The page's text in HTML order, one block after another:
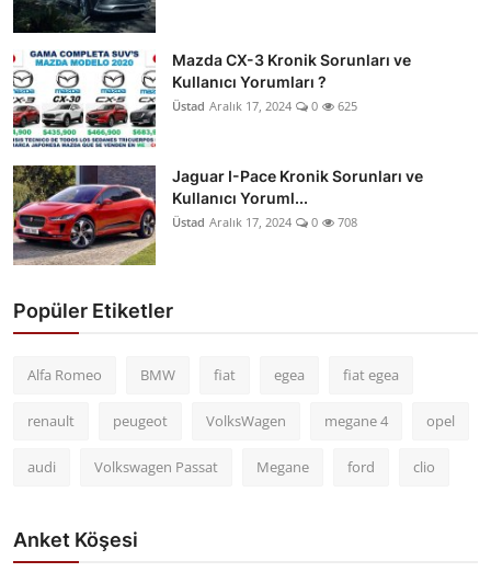
Mazda CX-3 Kronik Sorunları ve
Kullanıcı Yorumları ?
Üstad Aralık 17, 2024 0 625
Jaguar I-Pace Kronik Sorunları ve
Kullanıcı Yoruml...
Üstad Aralık 17, 2024 0 708
Popüler Etiketler
Alfa Romeo BMW fiat egea fiat egea
renault peugeot VolksWagen megane 4 opel
audi Volkswagen Passat Megane ford clio
Anket Köşesi